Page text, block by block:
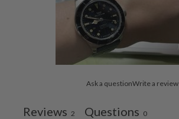
Ask a questionWrite a review
Reviews 2 Questions 0